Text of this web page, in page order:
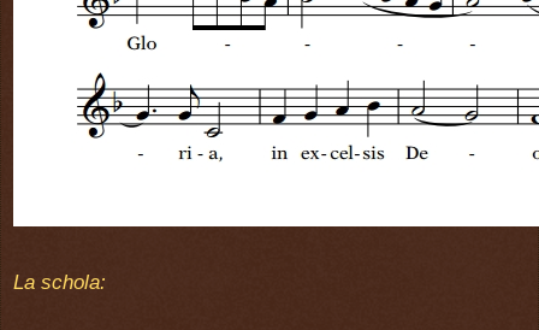
Ps 109, 3
ASTRO DEL CIEL
La schola: